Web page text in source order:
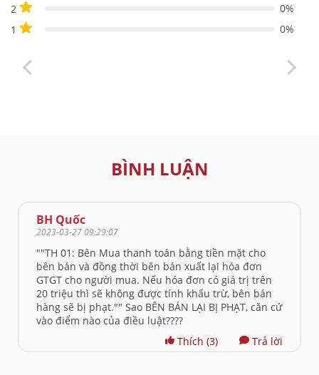
2
0%
1
0%
BÌNH LUẬN
BH Quốc
2023-03-27 09:29:07
""TH 01: Bên Mua thanh toán bằng tiền mặt cho
bên bán và đồng thời bên bán xuất lại hóa đơn
GTGT cho người mua. Nếu hóa đơn có giá trị trên
20 triệu thì sẽ không được tính khấu trừ, bên bán
hàng sẽ bị phạt."" Sao BÊN BÁN LẠI BỊ PHẠT, căn cứ
vào điểm nào của điều luật????
Thích (3) Trả lời